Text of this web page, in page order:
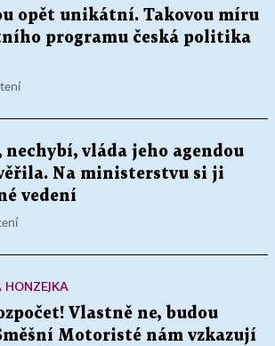
opět unikátní. Takovou míru
programu česká politika
nechybí, vláda jeho agendou
Na ministerstvu si ji
vedení
HONZEJKA
Vlastně ne, budou
Motoristé nám vzkazují